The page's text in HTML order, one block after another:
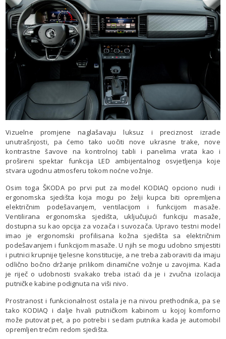
Vizuelne promjene naglašavaju luksuz i preciznost izrade
unutrašnjosti, pa ćemo tako uočiti nove ukrasne trake, nove
kontrastne šavove na kontrolnoj tabli i panelima vrata kao i
prošireni spektar funkcija LED ambijentalnog osvjetljenja koje
stvara ugodnu atmosferu tokom noćne vožnje.
Osim toga ŠKODA po prvi put za model KODIAQ opciono nudi i
ergonomska sjedišta koja mogu po želji kupca biti opremljena
električnim podešavanjem, ventilacijom i funkcijom masaže.
Ventilirana ergonomska sjedišta, uključujući funkciju masaže,
dostupna su kao opcija za vozača i suvozača. Upravo testni model
imao je ergonomski profilisana kožna sjedišta sa električnim
podešavanjem i funkcijom masaže. U njih se mogu udobno smjestiti
i putnici krupnije tjelesne konstitucije, a ne treba zaboraviti da imaju
odlično bočno držanje prilikom dinamične vožnje u zavojima. Kada
je riječ o udobnosti svakako treba istaći da je i zvučna izolacija
putničke kabine podignuta na viši nivo.
Prostranost i funkcionalnost ostala je na nivou prethodnika, pa se
tako KODIAQ i dalje hvali putničkom kabinom u kojoj komforno
može putovat pet, a po potrebi i sedam putnika kada je automobil
opremljen trećim redom sjedišta.